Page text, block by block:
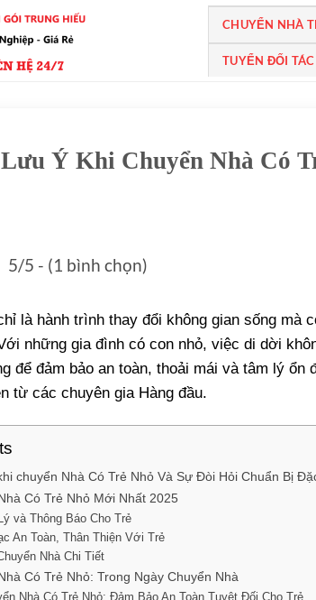
CHUYỂN NHÀ
TUYỂN ĐỐI
Ý Khi Chuyển Nhà Có
5/5 - (1 bình chọn)
là hành trình thay đổi không gian sống
những gia đình có con nhỏ, việc di dời
để đảm bảo an toàn, thoải mái và tâm lý
từ các chuyên gia Hàng đầu.
chuyển Nhà Có Trẻ Nhỏ Và Sự Đòi Hỏi Chuẩn Bị
Có Trẻ Nhỏ Mới Nhất 2025
và Thông Báo Cho Trẻ
An Toàn, Thân Thiện Với Trẻ
Nhà Chi Tiết
Có Trẻ Nhỏ: Trong Ngày Chuyển Nhà
Nhà Có Trẻ Nhỏ: Đảm Bảo An Toàn Tuyệt Đối Cho Trẻ